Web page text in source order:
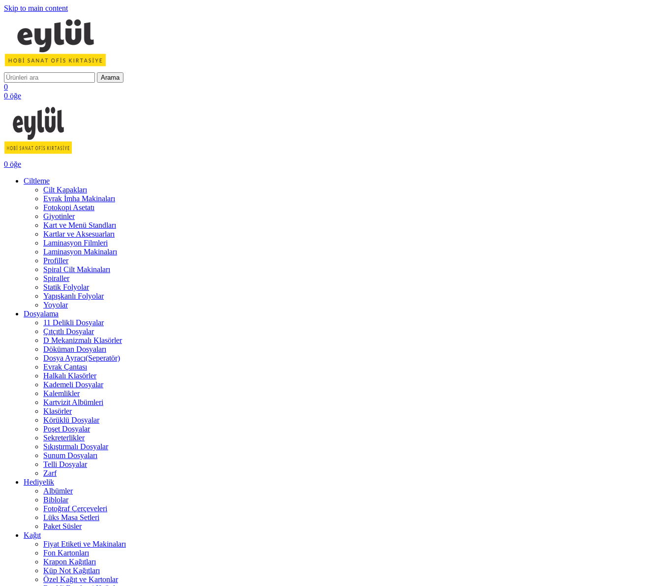
Skip to main content
Arama
0
0 öğe
0 öğe
Ciltleme
Cilt Kapakları
Evrak İmha Makinaları
Fotokopi Asetatı
Giyotinler
Kart ve Menü Standları
Kartlar ve Aksesuarları
Laminasyon Filmleri
Laminasyon Makinaları
Profiller
Spiral Cilt Makinaları
Spiraller
Statik Folyolar
Yapışkanlı Folyolar
Yoyolar
Dosyalama
11 Delikli Dosyalar
Çıtçıtlı Dosyalar
D Mekanizmalı Klasörler
Döküman Dosyaları
Dosya Ayracı(Seperatör)
Evrak Çantası
Halkalı Klasörler
Kademeli Dosyalar
Kalemlikler
Kartvizit Albümleri
Klasörler
Körüklü Dosyalar
Poşet Dosyalar
Sekreterlikler
Sıkıştırmalı Dosyalar
Sunum Dosyaları
Telli Dosyalar
Zarf
Hediyelik
Albümler
Biblolar
Fotoğraf Çerçeveleri
Lüks Masa Setleri
Paket Süsler
Kağıt
Fiyat Etiketi ve Makinaları
Fon Kartonları
Krapon Kağıtları
Küp Not Kağıtları
Özel Kağıt ve Kartonlar